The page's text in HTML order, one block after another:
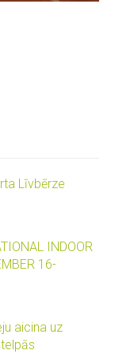
Līvbērze
INDOOR
16-
aicina uz